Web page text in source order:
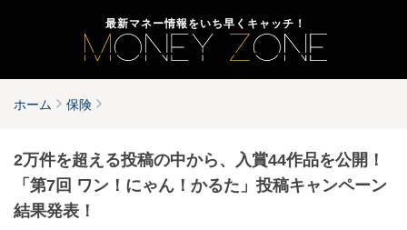
最新マネー情報をいち早くキャッチ！
ホーム 保険
2万件を超える投稿の中から、入賞44作品を公開！
「第7回 ワン！にゃん！かるた」投稿キャンペーン
結果発表！